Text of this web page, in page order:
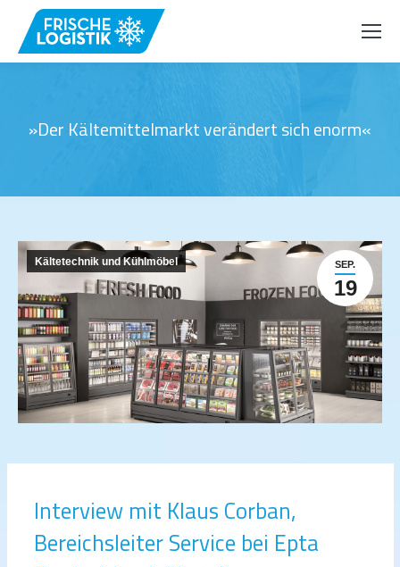
»Der Kältemittelmarkt verändert sich enorm«
SEP.
19
Kältetechnik und Kühlmöbel
Interview mit Klaus Corban,
Bereichsleiter Service bei Epta